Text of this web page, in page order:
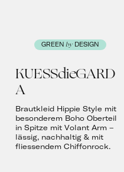
GREEN by DESIGN
KUESSdieGARD
A
Brautkleid Hippie Style mit
besonderem Boho Oberteil
in Spitze mit Volant Arm –
lässig, nachhaltig & mit
fliessendem Chiffonrock.